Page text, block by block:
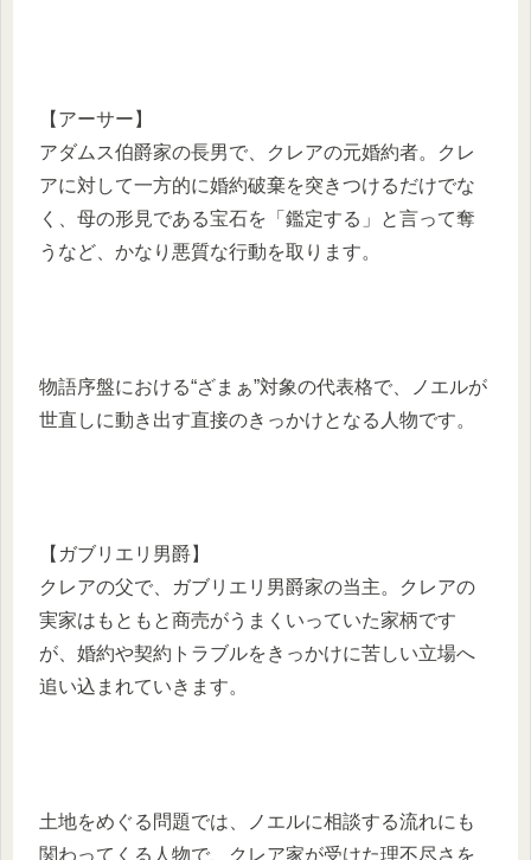
【アーサー】
アダムス伯爵家の長男で、クレアの元婚約者。クレ
アに対して一方的に婚約破棄を突きつけるだけでな
く、母の形見である宝石を「鑑定する」と言って奪
うなど、かなり悪質な行動を取ります。
物語序盤における“ざまぁ”対象の代表格で、ノエルが
世直しに動き出す直接のきっかけとなる人物です。
【ガブリエリ男爵】
クレアの父で、ガブリエリ男爵家の当主。クレアの
実家はもともと商売がうまくいっていた家柄です
が、婚約や契約トラブルをきっかけに苦しい立場へ
追い込まれていきます。
土地をめぐる問題では、ノエルに相談する流れにも
関わってくる人物で、クレア家が受けた理不尽さを